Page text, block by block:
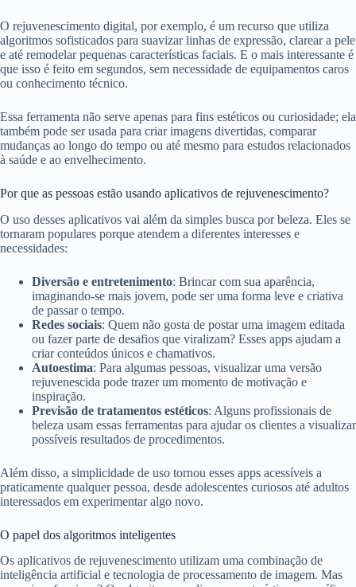
O rejuvenescimento digital, por exemplo, é um recurso que utiliza
algoritmos sofisticados para suavizar linhas de expressão, clarear a pele
e até remodelar pequenas características faciais. E o mais interessante é
que isso é feito em segundos, sem necessidade de equipamentos caros
ou conhecimento técnico.
Essa ferramenta não serve apenas para fins estéticos ou curiosidade; ela
também pode ser usada para criar imagens divertidas, comparar
mudanças ao longo do tempo ou até mesmo para estudos relacionados
à saúde e ao envelhecimento.
Por que as pessoas estão usando aplicativos de rejuvenescimento?
O uso desses aplicativos vai além da simples busca por beleza. Eles se
tornaram populares porque atendem a diferentes interesses e
necessidades:
Diversão e entretenimento: Brincar com sua aparência,
imaginando-se mais jovem, pode ser uma forma leve e criativa
de passar o tempo.
Redes sociais: Quem não gosta de postar uma imagem editada
ou fazer parte de desafios que viralizam? Esses apps ajudam a
criar conteúdos únicos e chamativos.
Autoestima: Para algumas pessoas, visualizar uma versão
rejuvenescida pode trazer um momento de motivação e
inspiração.
Previsão de tratamentos estéticos: Alguns profissionais de
beleza usam essas ferramentas para ajudar os clientes a visualizar
possíveis resultados de procedimentos.
Além disso, a simplicidade de uso tornou esses apps acessíveis a
praticamente qualquer pessoa, desde adolescentes curiosos até adultos
interessados em experimentar algo novo.
O papel dos algoritmos inteligentes
Os aplicativos de rejuvenescimento utilizam uma combinação de
inteligência artificial e tecnologia de processamento de imagem. Mas